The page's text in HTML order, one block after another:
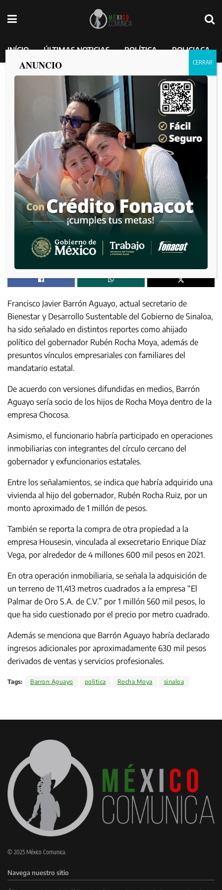
INÍCIO ÚLTIMAS NOTICIAS POLÍTICA POLICIACA
Señalan presuntos vínculos
empresariales del secretario de
Desarrollo Social de Sinaloa
MEXICO COMUNICA 2026-07-04
Francisco Javier Barrón Aguayo, actual secretario de
Bienestar y Desarrollo Sustentable del Gobierno de Sinaloa,
ha sido señalado en distintos reportes como ahijado
político del gobernador Rubén Rocha Moya, además de
presuntos vínculos empresariales con familiares del
mandatario estatal.
De acuerdo con versiones difundidas en medios, Barrón
Aguayo sería socio de los hijos de Rocha Moya dentro de la
empresa Chocosa.
Asimismo, el funcionario habría participado en operaciones
inmobiliarias con integrantes del círculo cercano del
gobernador y exfuncionarios estatales.
Entre los señalamientos, se indica que habría adquirido una
vivienda al hijo del gobernador, Rubén Rocha Ruiz, por un
monto aproximado de 1 millón de pesos.
También se reporta la compra de otra propiedad a la
empresa Housesin, vinculada al exsecretario Enrique Díaz
Vega, por alrededor de 4 millones 600 mil pesos en 2021.
En otra operación inmobiliaria, se señala la adquisición de
un terreno de 11,413 metros cuadrados a la empresa “El
Palmar de Oro S.A. de C.V.” por 1 millón 560 mil pesos, lo
que ha sido cuestionado por el precio por metro cuadrado.
Además se menciona que Barrón Aguayo habría declarado
ingresos adicionales por aproximadamente 630 mil pesos
derivados de ventas y servicios profesionales.
Tags: Barron Aguayo politica Rocha Moya sinaloa
© 2025 México Comunica.
Navega nuestro sitio
ANUNCIO